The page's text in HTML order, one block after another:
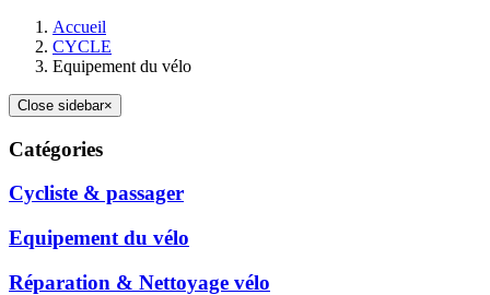
Accueil
CYCLE
Equipement du vélo
Close sidebar×
Catégories
Cycliste & passager
Equipement du vélo
Réparation & Nettoyage vélo